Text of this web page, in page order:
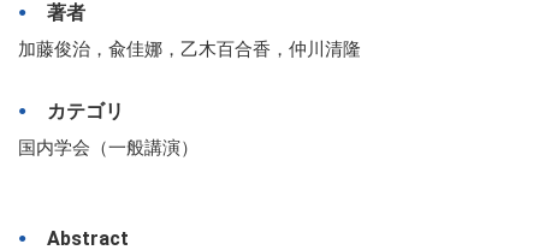
著者
加藤俊治，兪佳娜，乙木百合香，仲川清隆
カテゴリ
国内学会（一般講演）
Abstract